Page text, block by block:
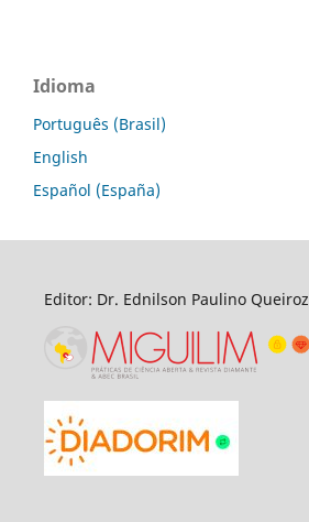
Idioma
Português (Brasil)
English
Español (España)
Editor: Dr. Ednilson Paulino Queiroz